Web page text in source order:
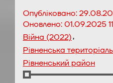
Опубліковано:
Оновлено:01.09.2025
Війна (2022),
Рівненська
Рівненський район